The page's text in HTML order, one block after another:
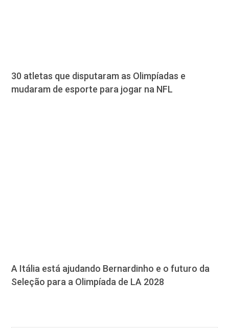
30 atletas que disputaram as Olimpíadas e
mudaram de esporte para jogar na NFL
A Itália está ajudando Bernardinho e o futuro da
Seleção para a Olimpíada de LA 2028